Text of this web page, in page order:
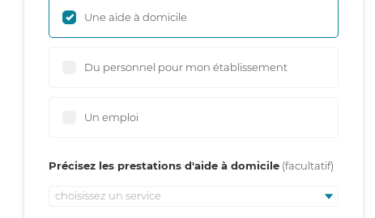
Une aide à domicile
Du personnel pour mon établissement
Un emploi
Précisez les prestations d'aide à domicile
choisissez un service